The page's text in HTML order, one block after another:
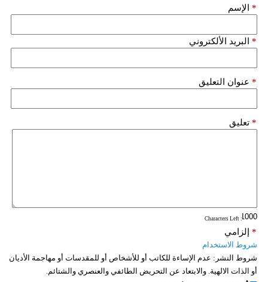
الإسم *
البريد الألكتروني *
عنوان التعليق *
تعليق *
: Characters Left
إلزامي *
شروط الاستخدام
شروط النشر: عدم الإساءة للكاتب أو للأشخاص أو للمقدسات أو مهاجمة الأديان
أو الذات الالهية. والابتعاد عن التحريض الطائفي والعنصري والشتائم.